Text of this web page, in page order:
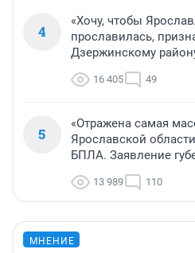
4
«Хочу, чтобы
прославилась,
Дзержинскому
16 405 49
5
«Отражена самая
Ярославской
БПЛА. Заявление
13 989 110
МНЕНИЕ